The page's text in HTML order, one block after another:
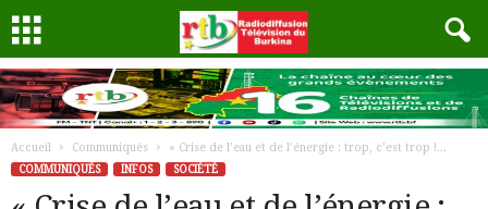
Accueil Communiqués
« Crise de l’eau et de l’énergie : trop, c’est trop !...
COMMUNIQUÉS
INFOS SOCIÉTÉ